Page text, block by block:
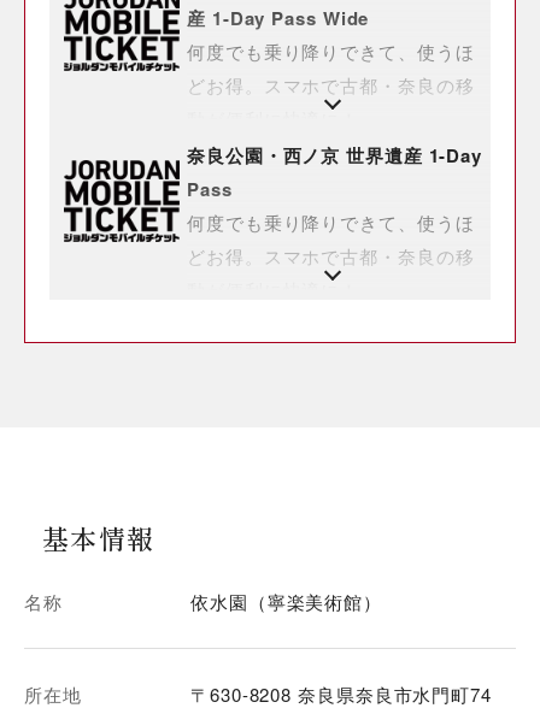
産 1-Day Pass Wide
何度でも乗り降りできて、使うほ
どお得。スマホで古都・奈良の移
奈良公園・西ノ京 世界遺産 1-Day
Pass
何度でも乗り降りできて、使うほ
どお得。スマホで古都・奈良の移
基本情報
名称 依水園（寧楽美術館）
所在地 〒630-8208 奈良県奈良市水門町74